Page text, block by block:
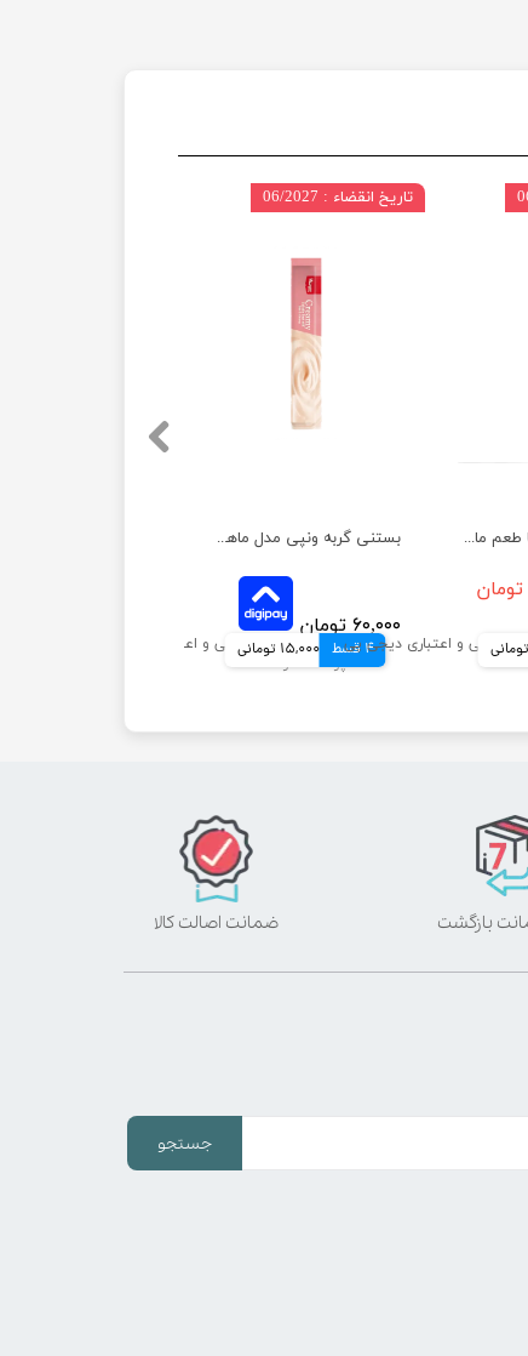
بستنی گربه ونپی مدل ماهی تن و میگو وزن 14 گرم
۶۰,۰۰۰ تومان
4 قسط 15,000 تومانی
تاریخ انقضاء : 06/2027
بستنی گربه ونپی با طعم ماهی تن و خرچنگ وزن 14 گرم
ضمانت اصالت کالا
جستجو